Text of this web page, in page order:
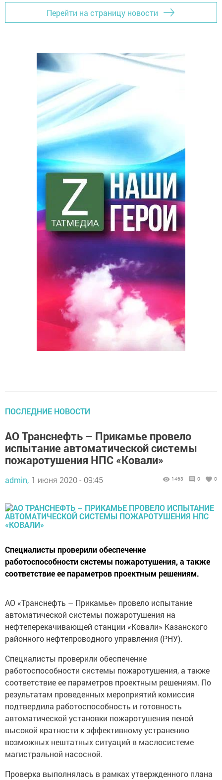
Перейти на страницу новости
ПОСЛЕДНИЕ НОВОСТИ
АО Транснефть – Прикамье провело
испытание автоматической системы
пожаротушения НПС «Ковали»
admin, 1 июня 2020 - 09:45 1463 0 0
Специалисты проверили обеспечение
работоспособности системы пожаротушения, а также
соответствие ее параметров проектным решениям.
АО «Транснефть – Прикамье» провело испытание
автоматической системы пожаротушения на
нефтеперекачивающей станции «Ковали» Казанского
районного нефтепроводного управления (РНУ).
Специалисты проверили обеспечение
работоспособности системы пожаротушения, а также
соответствие ее параметров проектным решениям. По
результатам проведенных мероприятий комиссия
подтвердила работоспособность и готовность
автоматической установки пожаротушения пеной
высокой кратности к эффективному устранению
возможных нештатных ситуаций в маслосистеме
магистральной насосной.
Проверка выполнялась в рамках утвержденного плана